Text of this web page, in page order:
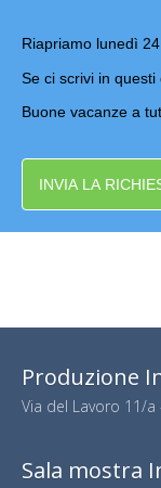
Riapriamo lunedì 24
Se ci scrivi in
Buone vacanze a
INVIA LA
Produzione
Via del Lavoro 11/
Sala mostra